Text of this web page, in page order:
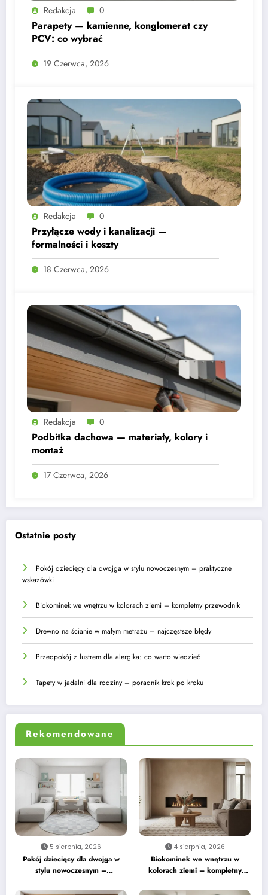
Ostatnie posty
Pokój dziecięcy dla dwojga w stylu nowoczesnym – praktyczne
wskazówki
Biokominek we wnętrzu w kolorach ziemi – kompletny przewodnik
Drewno na ścianie w małym metrażu – najczęstsze błędy
Przedpokój z lustrem dla alergika: co warto wiedzieć
Tapety w jadalni dla rodziny – poradnik krok po kroku
Rekomendowane
5 sierpnia, 2026
Pokój dziecięcy dla dwojga w
stylu nowoczesnym –
4 sierpnia, 2026
Biokominek we wnętrzu w
kolorach ziemi – kompletny
Redakcja 0
Parapety — kamienne, konglomerat czy
PCV: co wybrać
19 Czerwca, 2026
Redakcja 0
Przyłącze wody i kanalizacji —
formalności i koszty
18 Czerwca, 2026
Redakcja 0
Podbitka dachowa — materiały, kolory i
montaż
17 Czerwca, 2026